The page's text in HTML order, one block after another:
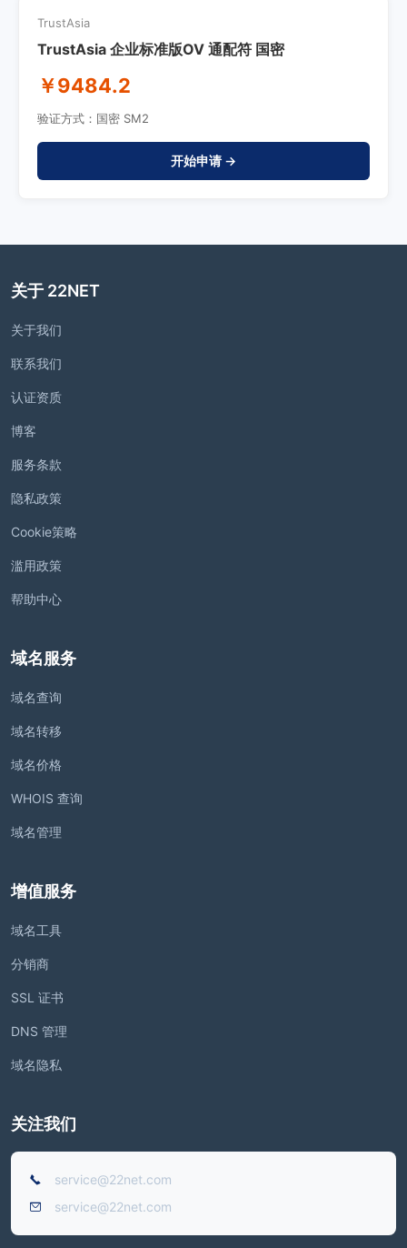
TrustAsia
TrustAsia 企业标准版OV 通配符 国密
￥9484.2
验证方式：国密 SM2
开始申请 →
关于 22NET
关于我们
联系我们
认证资质
博客
服务条款
隐私政策
Cookie策略
滥用政策
帮助中心
域名服务
域名查询
域名转移
域名价格
WHOIS 查询
域名管理
增值服务
域名工具
分销商
SSL 证书
DNS 管理
域名隐私
关注我们
service@22net.com
service@22net.com